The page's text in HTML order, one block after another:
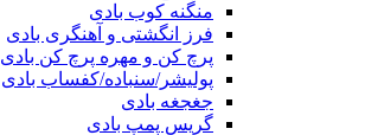
منگنه کوب بادی
فرز انگشتی و آهنگری بادی
پرچ کن و مهره پرچ کن بادی
پولیشر/سنباده/کفساب بادی
جغجغه بادی
گریس پمپ بادی